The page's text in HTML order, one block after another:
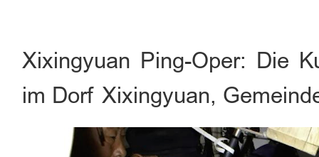
Xixingyuan Ping-Oper: Die
im Dorf Xixingyuan,